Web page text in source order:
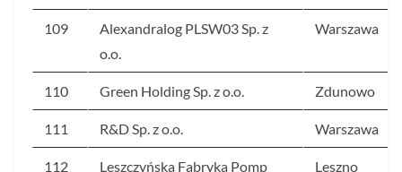
109
Alexandralog PLSW03 Sp. z
o.o.
Warszawa
110 Green Holding Sp. z o.o. Zdunowo
111 R&D Sp. z o.o. Warszawa
112
Leszczyńska Fabryka Pomp
Leszno